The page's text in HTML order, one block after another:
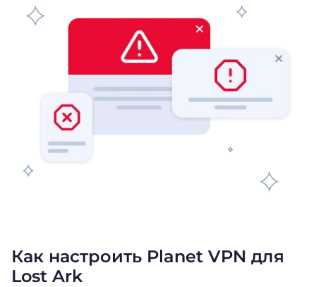
Как настроить Planet VPN для
Lost Ark